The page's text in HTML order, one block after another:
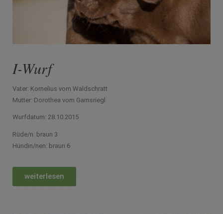
I-Wurf
Vater: Kornelius vom Waldschratt
Mutter: Dorothea vom Gamsriegl
Wurfdatum: 28.10.2015
Rüde/n: braun 3
Hündin/nen: braun 6
weiterlesen